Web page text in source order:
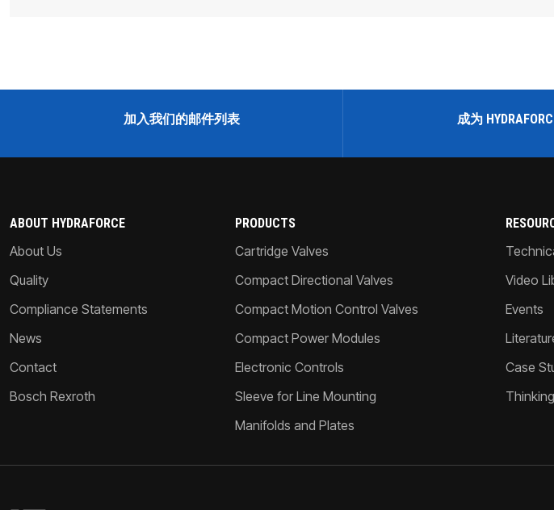
加入我们的邮件列表 成为
ABOUT HYDRAFORCE
About Us
Quality
Compliance Statements
News
Contact
Bosch Rexroth
PRODUCTS
Cartridge Valves
Compact Directional Valves
Compact Motion Control Valves
Compact Power Modules
Electronic Controls
Sleeve for Line Mounting
Manifolds and Plates
Video
Events
Case
Thinking